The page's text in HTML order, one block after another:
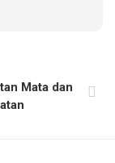
Mata dan